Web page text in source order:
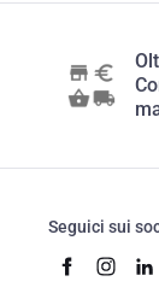
Seguici sui